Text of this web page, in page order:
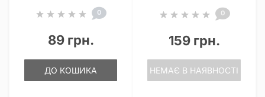
0
89 грн.
ДО КОШИКА
0
159 грн.
НЕМАЄ В НАЯВНОСТІ